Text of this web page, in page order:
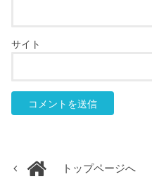
サイト
トップページへ